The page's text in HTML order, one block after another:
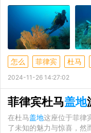
怎么 菲律宾 杜马
2024-11-26 14:27:02
菲律宾杜马盖地
在杜马盖地这座位于菲律
了未知的魅力与惊喜，然